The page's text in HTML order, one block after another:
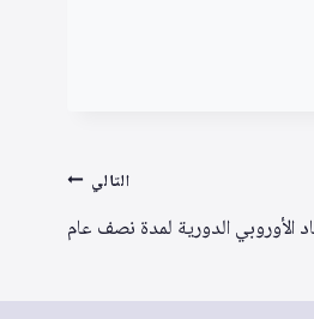
التالي
الأوروبي الدورية لمدة نصف عام